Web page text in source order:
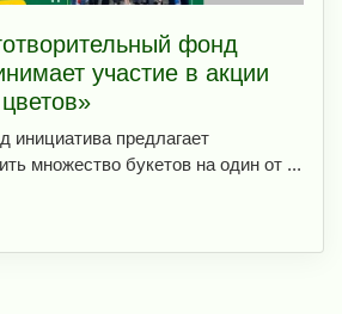
фонд
участие в акции
инициатива предлагает
множество букетов на один от ...